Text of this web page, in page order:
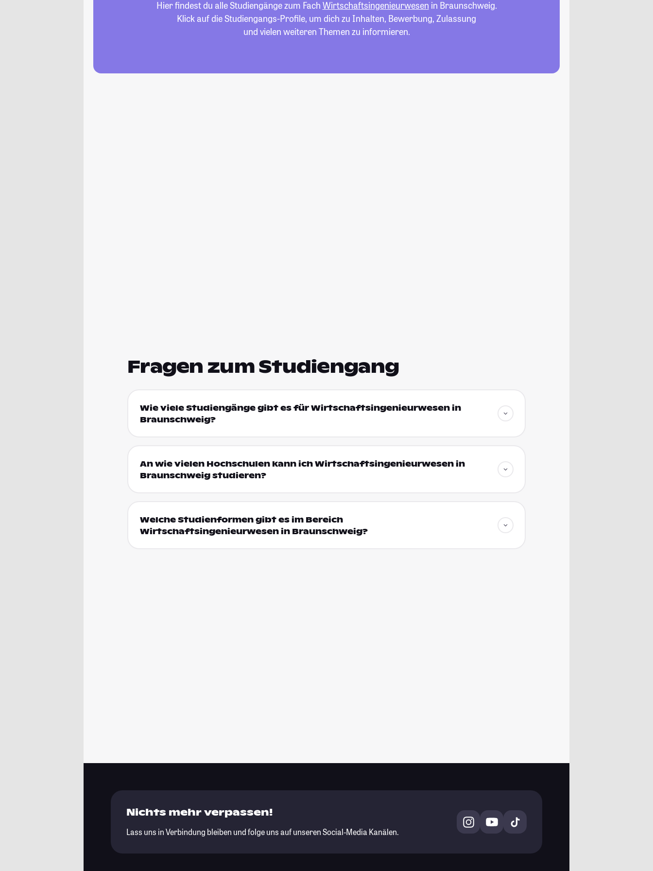
Hier findest du alle Studiengänge zum Fach Wirtschaftsingenieurwesen in Braunschweig.
Klick auf die Studiengangs-Profile, um dich zu Inhalten, Bewerbung, Zulassung
und vielen weiteren Themen zu informieren.
Fragen zum Studiengang
Wie viele Studiengänge gibt es für Wirtschaftsingenieurwesen in
Braunschweig?
An wie vielen Hochschulen kann ich Wirtschaftsingenieurwesen in
Braunschweig studieren?
Welche Studienformen gibt es im Bereich
Wirtschaftsingenieurwesen in Braunschweig?
Nichts mehr verpassen!
Lass uns in Verbindung bleiben und folge uns auf unseren Social-Media Kanälen.